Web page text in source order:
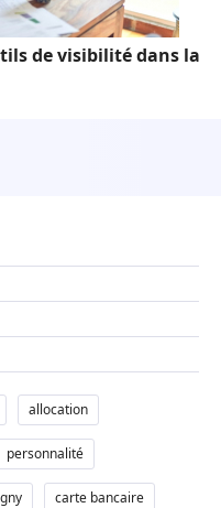
de visibilité dans la
allocation
personnalité
carte bancaire